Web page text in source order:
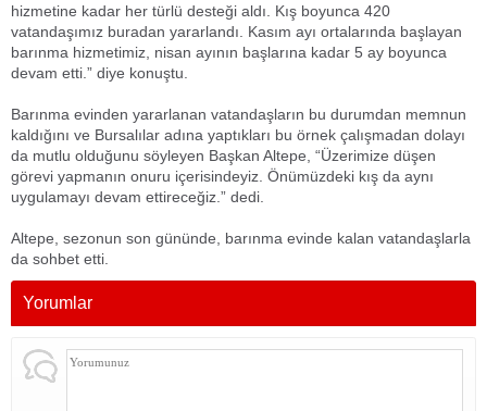
hizmetine kadar her türlü desteği aldı. Kış boyunca 420
vatandaşımız buradan yararlandı. Kasım ayı ortalarında başlayan
barınma hizmetimiz, nisan ayının başlarına kadar 5 ay boyunca
devam etti.” diye konuştu.
Barınma evinden yararlanan vatandaşların bu durumdan memnun
kaldığını ve Bursalılar adına yaptıkları bu örnek çalışmadan dolayı
da mutlu olduğunu söyleyen Başkan Altepe, “Üzerimize düşen
görevi yapmanın onuru içerisindeyiz. Önümüzdeki kış da aynı
uygulamayı devam ettireceğiz.” dedi.
Altepe, sezonun son gününde, barınma evinde kalan vatandaşlarla
da sohbet etti.
Yorumlar